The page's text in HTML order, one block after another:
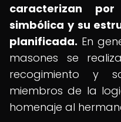
caracterizan
simbólica y su
planificada. En
masones se
recogimiento y
miembros de la
homenaje al